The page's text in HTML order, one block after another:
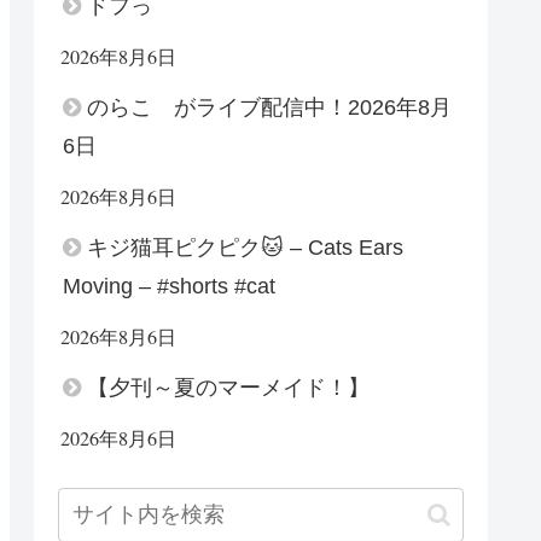
ドフっ
2026年8月6日
のらこ がライブ配信中！2026年8月
6日
2026年8月6日
キジ猫耳ピクピク🐱 – Cats Ears
Moving – #shorts #cat
2026年8月6日
【夕刊～夏のマーメイド！】
2026年8月6日